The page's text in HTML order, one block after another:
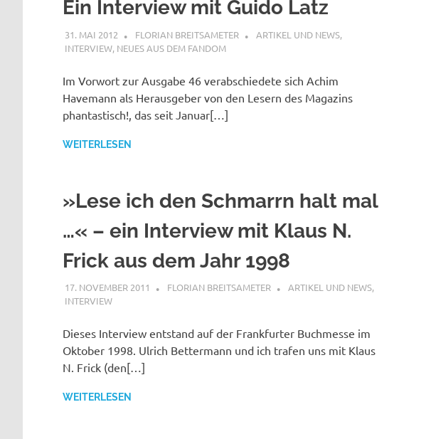
Ein Interview mit Guido Latz
31. MAI 2012 FLORIAN BREITSAMETER ARTIKEL UND NEWS,
INTERVIEW, NEUES AUS DEM FANDOM
Im Vorwort zur Ausgabe 46 verabschiedete sich Achim
Havemann als Herausgeber von den Lesern des Magazins
phantastisch!, das seit Januar[…]
WEITERLESEN
»Lese ich den Schmarrn halt mal
…« – ein Interview mit Klaus N.
Frick aus dem Jahr 1998
17. NOVEMBER 2011 FLORIAN BREITSAMETER ARTIKEL UND NEWS,
INTERVIEW
Dieses Interview entstand auf der Frankfurter Buchmesse im
Oktober 1998. Ulrich Bettermann und ich trafen uns mit Klaus
N. Frick (den[…]
WEITERLESEN